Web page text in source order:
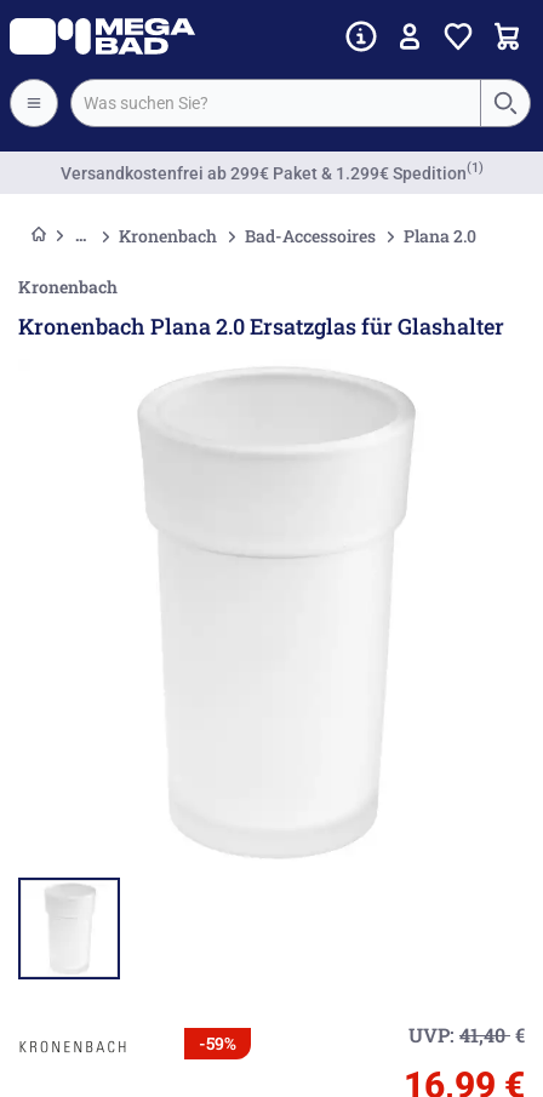
Versandkostenfrei ab 299€ Paket & 1.299€ Spedition(1)
Kronenbach Bad-Accessoires Plana 2.0
Kronenbach
Kronenbach Plana 2.0 Ersatzglas für Glashalter
-59% UVP: 41,40€
16,99 €